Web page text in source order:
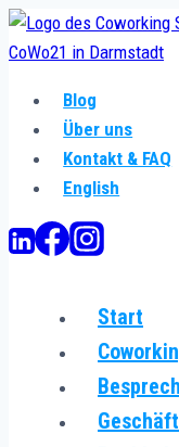
Zum
Inhalt
Blog
Über uns
Kontakt & FAQ
English
Start